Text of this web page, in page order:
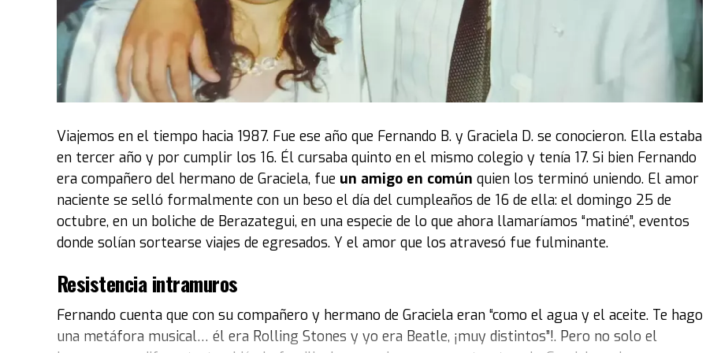
pabellón".
Luego, explicó el criterio con el que se montó el evento al que pueden concurrir los fanáticos hasta el
2 de octubre en Costa Salguero. “La idea de la exposición, como decía el título, fue '
Íconos sobre
Ruedas’. Por lo tanto, se eligieron vehículos emblemáticos. Obviamente, para la Argentina,este de
personaje, comoMarilyn Monroe".
Entre los coches exhibidos también estuvo el legendarioDeLoreanque se utilizó en la célebre
película Volver al Futuro. El modelo fue abierto para el público, mostrando los detalles de un
tablero que permanece impoluto y colorido.
personalidades de ese tipo y autos icónicos del cine, como el
propietario“, expresó Acacia.
Viajemos en el tiempo hacia 1987. Fue ese año que Fernando B. y Graciela D. se conocieron. Ella estaba
en tercer año y por cumplir los 16. Él cursaba quinto en el mismo colegio y tenía 17. Si bien Fernando
era compañero del hermano de Graciela, fue un amigo en común quien los terminó uniendo. El amor
naciente se selló formalmente con un beso el día del cumpleaños de 16 de ella: el domingo 25 de
octubre, en un boliche de Berazategui, en una especie de lo que ahora llamaríamos “matiné”, eventos
donde solían sortearse viajes de egresados. Y el amor que los atravesó fue fulminante.
Resistencia intramuros
Fernando cuenta que con su compañero y hermano de Graciela eran “como el agua y el aceite. Te hago
una metáfora musical… él era Rolling Stones y yo era Beatle, ¡muy distintos”!. Pero no solo el